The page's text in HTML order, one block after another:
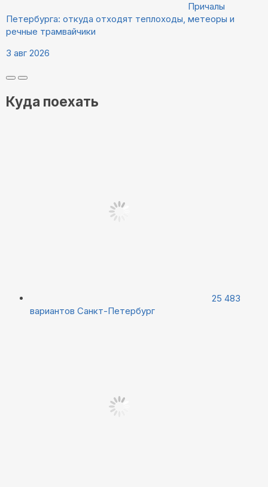
Причалы
Петербурга: откуда отходят теплоходы, метеоры и
речные трамвайчики
3 авг 2026
Куда поехать
25 483
вариантов Санкт-Петербург